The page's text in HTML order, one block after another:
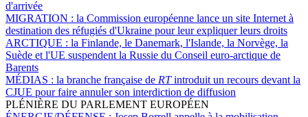
d'arrivée
MIGRATION : la Commission européenne lance un site Internet à
destination des réfugiés d'Ukraine pour leur expliquer leurs droits
ARCTIQUE : la Finlande, le Danemark, l'Islande, la Norvège, la
Suède et l'UE suspendent la Russie du Conseil euro-arctique de
Barents
MÉDIAS : la branche française de RTintroduit un recours devant la
CJUE pour faire annuler son interdiction de diffusion
PLÉNIÈRE DU PARLEMENT EUROPÉEN